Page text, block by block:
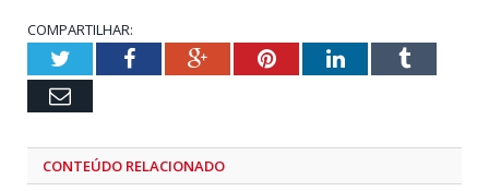
COMPARTILHAR:
TwitterFacebookGoogle+PinterestLinkedInTumblr
Email
CONTEÚDO RELACIONADO